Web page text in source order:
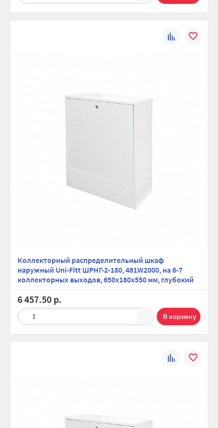
Коллекторный распределительный шкаф
наружный Uni-Fitt ШРНГ-2-180, 481W2000, на 6-7
коллекторных выходов, 650х180х550 мм, глубокий
6 457.50 р.
1